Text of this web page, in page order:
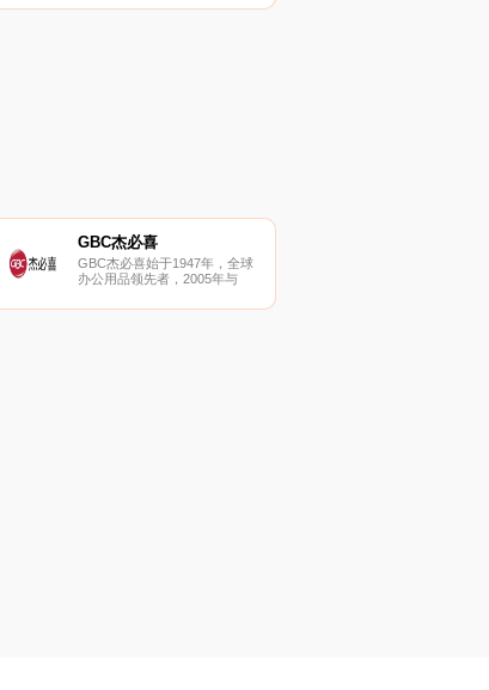
美能达致力于开发生产印刷系
GBC杰必喜
GBC杰必喜始于1947年，全球
办公用品领先者，2005年与
整体解决方案提供商。GBC杰